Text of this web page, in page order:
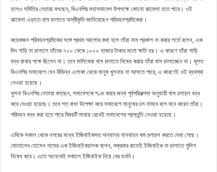
হলেও সমিতির নেতারা বলছেন, বিএনপির মহাসমাবেশ উপলক্ষে কোনো ঝামেলা হতে পারে। ওই
ঝামেলা এড়াতে বাস চালাতে অস্বীকৃতি জানিয়েছেন পরিবহনশ্রমিকেরা।
কয়েকজন পরিবহনশ্রমিকের সঙ্গে প্রথম আলোর কথা হলে তাঁরা নাম প্রকাশ না করার শর্তে বলেন, এক
দিন গাড়ি না চালালে তাঁদের ৭০০ থেকে ১০০০ হাজার টাকার মতো ক্ষতি হয়। এ কারণে তাঁরা গাড়ি
বন্ধ রাখার পক্ষে ছিলেন না। তবে মালিকেরা বাস চালাতে নিষেধ করায় তাঁরা বাস চালাচ্ছেন না। মূলত
বিএনপির সমাবেশে যেন বিভিন্ন এলাকা থেকে মানুষ খুলনায় না আসতে পারে, এ কারণেই ওই ব্যবস্থা
নেওয়া হয়েছে।
খুলনা বিএনপির নেতারা বলছেন, সমাবেশকে পণ্ড করার জন্য পূর্বপরিকল্পনা অনুযায়ী বাস চলাচল বন্ধ
করে দেওয়া হয়েছে। তবে শত বাধা উপেক্ষা করে সমাবেশে মানুষের ঢল নামবে বলে মনে করেন তাঁরা।
পরিবহন বন্ধ করা হতে পারে বিষয়টি মাথায় রেখেই সমাবেশের প্রস্তুতি নেওয়া হয়েছে।
এদিকে সকাল থেকে নগরের মধ্যে ইজিবাইকসহ অন্যান্য যানবাহন কম চলাচল করতে দেখা গেছে।
মোতালেব হোসেন নামের এক ইজিবাইকচালক বলেন, শুক্রবার রাতেই ইজিবাইক না চালাতে পুলিশ
নিষেধ করে। এতে অনেকেই সকালে ইজিবাইক নিয়ে বের হননি।